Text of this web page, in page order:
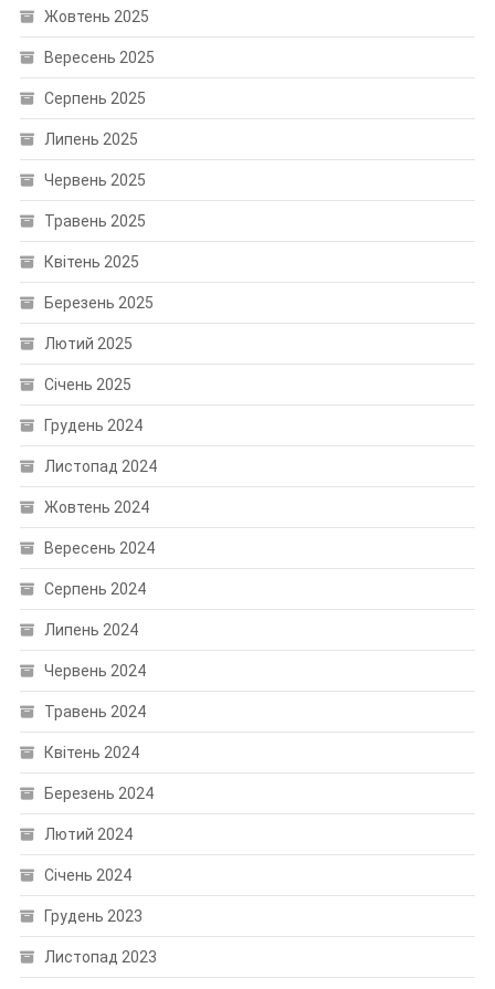
Жовтень 2025
Вересень 2025
Серпень 2025
Липень 2025
Червень 2025
Травень 2025
Квітень 2025
Березень 2025
Лютий 2025
Січень 2025
Грудень 2024
Листопад 2024
Жовтень 2024
Вересень 2024
Серпень 2024
Липень 2024
Червень 2024
Травень 2024
Квітень 2024
Березень 2024
Лютий 2024
Січень 2024
Грудень 2023
Листопад 2023